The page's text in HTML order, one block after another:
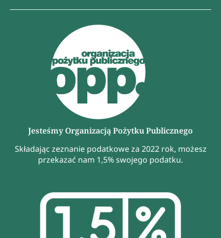
Jesteśmy Organizacją Pożytku Publicznego
Składając zeznanie podatkowe za 2022 rok, możesz
przekazać nam 1,5% swojego podatku.